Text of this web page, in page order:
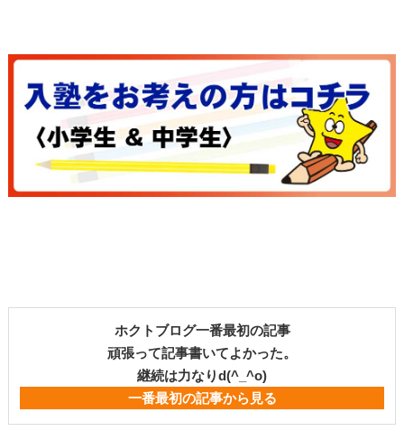
ホクトブログ一番最初の記事
頑張って記事書いてよかった。
継続は力なりd(^_^o)
一番最初の記事から見る